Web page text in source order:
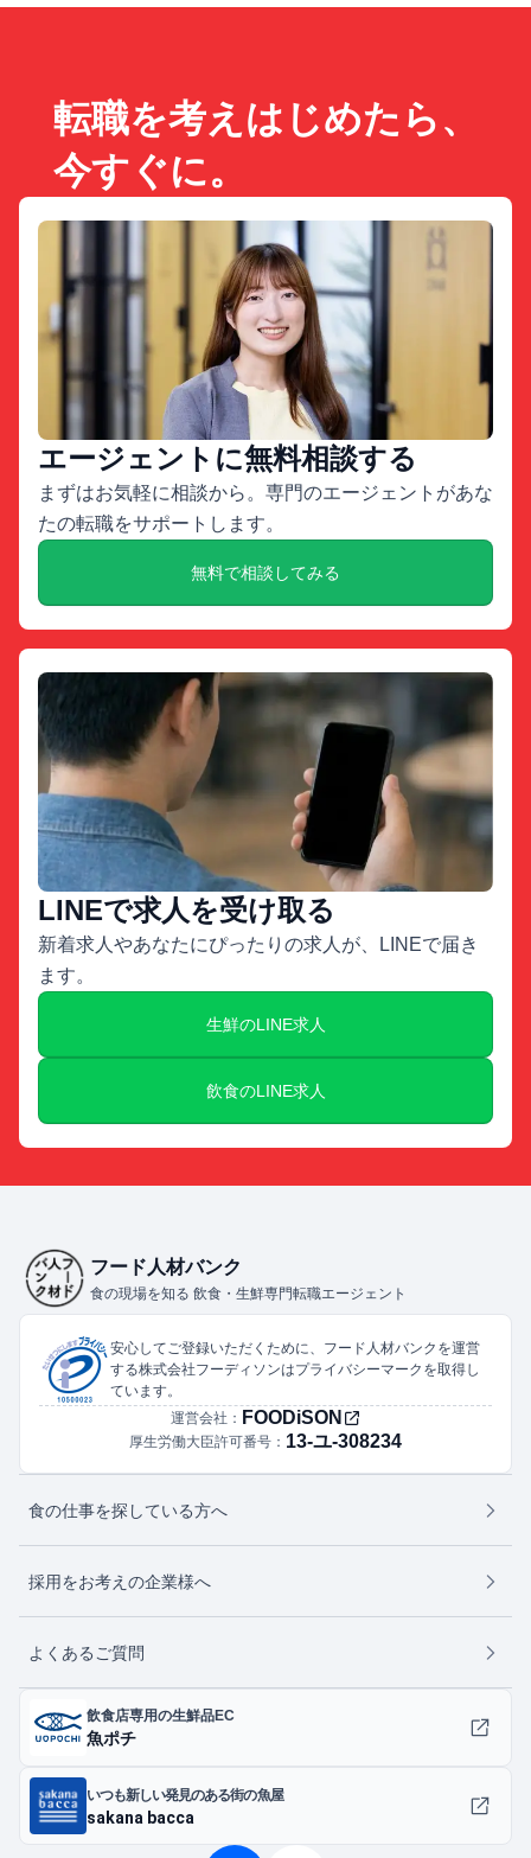
転職を考えはじめたら、
今すぐに。
エージェントに無料相談する
まずはお気軽に相談から。専門のエージェントがあな
たの転職をサポートします。
無料で相談してみる
LINEで求人を受け取る
新着求人やあなたにぴったりの求人が、LINEで届き
ます。
生鮮のLINE求人
飲食のLINE求人
フード人材バンク
食の現場を知る 飲食・生鮮専門転職エージェント
安心してご登録いただくために、フード人材バンクを運営
する株式会社フーディソンはプライバシーマークを取得し
ています。
運営会社： FOODiSON
厚生労働大臣許可番号： 13-ユ-308234
食の仕事を探している方へ
採用をお考えの企業様へ
よくあるご質問
飲食店専用の生鮮品EC
魚ポチ
いつも新しい発見のある街の魚屋
sakana bacca